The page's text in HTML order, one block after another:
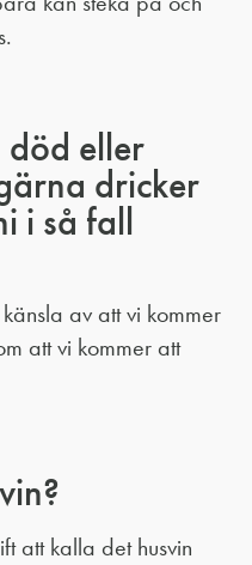
död eller
dricker
i så fall
av att vi kommer
att vi kommer att
att kalla det husvin